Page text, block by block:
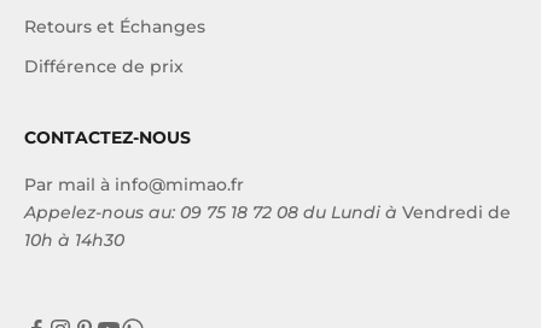
Retours et Échanges
Différence de prix
CONTACTEZ-NOUS
Par mail à info@mimao.fr
Appelez-nous au: 09 75 18 72 08 du Lundi à Vendredi de
10h à 14h30